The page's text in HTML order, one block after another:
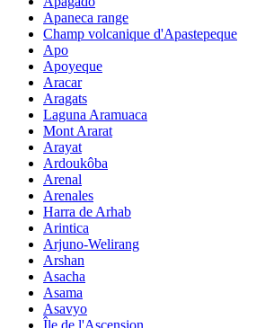
Apaneca range
Champ volcanique d'Apastepeque
Apo
Apoyeque
Aracar
Aragats
Laguna Aramuaca
Mont Ararat
Arayat
Ardoukôba
Arenal
Arenales
Harra de Arhab
Arintica
Arjuno-Welirang
Arshan
Asacha
Asama
Asavyo
Île de l'Ascension